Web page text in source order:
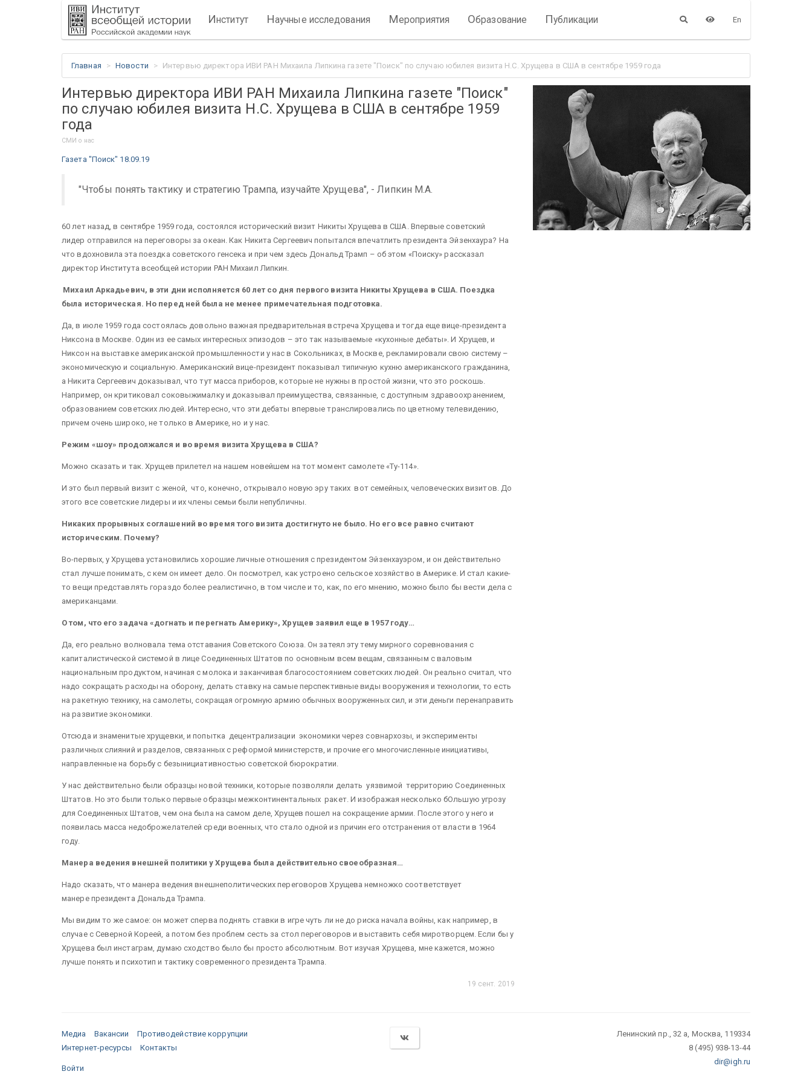
Институт Научные исследования Мероприятия Образование Публикации En
Главная Новости Интервью директора ИВИ РАН Михаила Липкина газете "Поиск" по случаю юбилея визита Н.С. Хрущева в США в сентябре 1959 года
Интервью директора ИВИ РАН Михаила Липкина газете "Поиск"
по случаю юбилея визита Н.С. Хрущева в США в сентябре 1959
года
СМИ о нас
Газета "Поиск" 18.09.19
"Чтобы понять тактику и стратегию Трампа, изучайте Хрущева", - Липкин М.А.
60 лет назад, в сентябре 1959 года, состоялся исторический визит Никиты Хрущева в США. Впервые советский
лидер отправился на переговоры за океан. Как Никита Сергеевич попытался впечатлить президента Эйзенхаура? На
что вдохновила эта поездка советского генсека и при чем здесь Дональд Трамп – об этом «Поиску» рассказал
директор Института всеобщей истории РАН Михаил Липкин.
Михаил Аркадьевич, в эти дни исполняется 60 лет со дня первого визита Никиты Хрущева в США. Поездка
была историческая. Но перед ней была не менее примечательная подготовка.
Да, в июле 1959 года состоялась довольно важная предварительная встреча Хрущева и тогда еще вице-президента
Никсона в Москве. Один из ее самых интересных эпизодов – это так называемые «кухонные дебаты». И Хрущев, и
Никсон на выставке американской промышленности у нас в Сокольниках, в Москве, рекламировали свою систему –
экономическую и социальную. Американский вице-президент показывал типичную кухню американского гражданина,
а Никита Сергеевич доказывал, что тут масса приборов, которые не нужны в простой жизни, что это роскошь.
Например, он критиковал соковыжималку и доказывал преимущества, связанные, с доступным здравоохранением,
образованием советских людей. Интересно, что эти дебаты впервые транслировались по цветному телевидению,
причем очень широко, не только в Америке, но и у нас.
Режим «шоу» продолжался и во время визита Хрущева в США?
Можно сказать и так. Хрущев прилетел на нашем новейшем на тот момент самолете «Ту-114».
И это был первый визит с женой, что, конечно, открывало новую эру таких вот семейных, человеческих визитов. До
этого все советские лидеры и их члены семьи были непубличны.
Никаких прорывных соглашений во время того визита достигнуто не было. Но его все равно считают
историческим. Почему?
Во-первых, у Хрущева установились хорошие личные отношения с президентом Эйзенхауэром, и он действительно
стал лучше понимать, с кем он имеет дело. Он посмотрел, как устроено сельское хозяйство в Америке. И стал какие-
то вещи представлять гораздо более реалистично, в том числе и то, как, по его мнению, можно было бы вести дела с
американцами.
О том, что его задача«догнать и перегнать Америку», Хрущев заявил еще в 1957 году…
Да, его реально волновала тема отставания Советского Союза. Он затеял эту тему мирного соревнования с
капиталистической системой в лице Соединенных Штатов по основным всем вещам, связанным с валовым
национальным продуктом, начиная с молока и заканчивая благосостоянием советских людей. Он реально считал, что
надо сокращать расходы на оборону, делать ставку на самые перспективные виды вооружения и технологии, то есть
на ракетную технику, на самолеты, сокращая огромную армию обычных вооруженных сил, и эти деньги перенаправить
на развитие экономики.
Отсюда и знаменитые хрущевки, и попытка децентрализации экономики через совнархозы, и эксперименты
различных слияний и разделов, связанных с реформой министерств, и прочие его многочисленные инициативы,
направленные на борьбу с безынициативностью советской бюрократии.
У нас действительно были образцы новой техники, которые позволяли делать уязвимой территорию Соединенных
Штатов. Но это были только первые образцы межконтинентальных ракет. И изображая несколько бОльшую угрозу
для Соединенных Штатов, чем она была на самом деле, Хрущев пошел на сокращение армии. После этого у него и
появилась масса недоброжелателей среди военных, что стало одной из причин его отстранения от власти в 1964
году.
Манера ведения внешней политики у Хрущева была действительно своеобразная…
Надо сказать, что манера ведения внешнеполитических переговоров Хрущева немножко соответствует
манере президента Дональда Трампа.
Мы видим то же самое: он может сперва поднять ставки в игре чуть ли не до риска начала войны, как например, в
случае с Северной Кореей, а потом без проблем сесть за стол переговоров и выставить себя миротворцем. Если бы у
Хрущева был инстаграм, думаю сходство было бы просто абсолютным. Вот изучая Хрущева, мне кажется, можно
лучше понять и психотип и тактику современного президента Трампа.
19 сент. 2019
Медиа Вакансии
Противодействие коррупции
Интернет-ресурсы
Контакты
Войти
Ленинский пр., 32 а, Москва, 119334
8 (495) 938-13-44
dir@igh.ru